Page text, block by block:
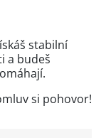
stabilní
a budeš
si pohovor!